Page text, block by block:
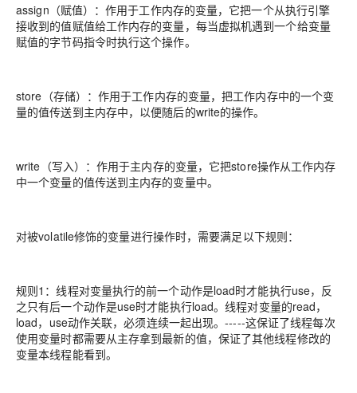
assign（赋值）：作用于工作内存的变量，它把一个从执行引擎
接收到的值赋值给工作内存的变量，每当虚拟机遇到一个给变量
赋值的字节码指令时执行这个操作。
store（存储）：作用于工作内存的变量，把工作内存中的一个变
量的值传送到主内存中，以便随后的write的操作。
write（写入）：作用于主内存的变量，它把store操作从工作内存
中一个变量的值传送到主内存的变量中。
对被volatile修饰的变量进行操作时，需要满足以下规则：
规则1：线程对变量执行的前一个动作是load时才能执行use，反
之只有后一个动作是use时才能执行load。线程对变量的read，
load，use动作关联，必须连续一起出现。-----这保证了线程每次
使用变量时都需要从主存拿到最新的值，保证了其他线程修改的
变量本线程能看到。